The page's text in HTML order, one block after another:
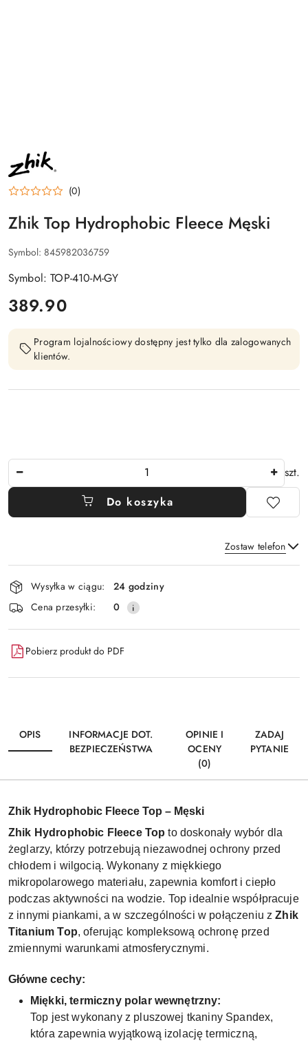
NAZWA
PRODUCENTA:
ZHIK
(0)
Zhik Top Hydrophobic Fleece Męski
Symbol: 845982036759
Symbol: TOP-410-M-GY
cena:
389.90
Program lojalnościowy dostępny jest tylko dla zalogowanych
klientów.
szt.
Do koszyka
Zostaw telefon
Wyślij
Dostępność
i
dostawa
Wysyłka w ciągu:
24 godziny
Cena przesyłki:
0
Pobierz produkt do PDF
OPIS
INFORMACJE DOT.
BEZPIECZEŃSTWA
OPINIE I
OCENY
(0)
ZADAJ
PYTANIE
Zhik Hydrophobic Fleece Top – Męski
Zhik Hydrophobic Fleece Top to doskonały wybór dla
żeglarzy, którzy potrzebują niezawodnej ochrony przed
chłodem i wilgocią. Wykonany z miękkiego
mikropolarowego materiału, zapewnia komfort i ciepło
podczas aktywności na wodzie. Top idealnie współpracuje
z innymi piankami, a w szczególności w połączeniu zZhik
Titanium Top, oferując kompleksową ochronę przed
zmiennymi warunkami atmosferycznymi.
Główne cechy:
Miękki, termiczny polar wewnętrzny:
Top jest wykonany z pluszowej tkaniny Spandex,
która zapewnia wyjątkową izolację termiczną,